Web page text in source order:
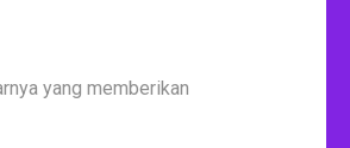
yang memberikan